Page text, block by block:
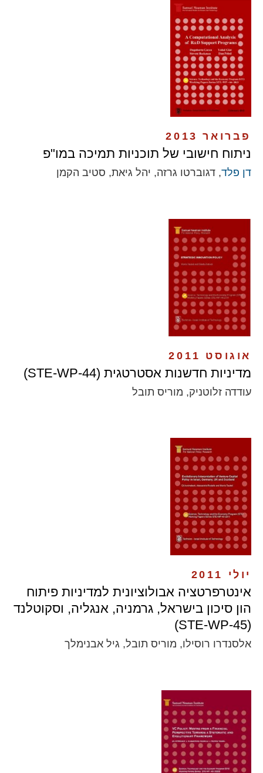
פברואר 2013
ניתוח חישובי של תוכניות תמיכה במו"פ
דן פלד, דגוברטו גרזה, יהל גיאת, סטיב הקמן
אוגוסט 2011
מדיניות חדשנות אסטרטגית (STE-WP-44)
עודדה זלוטניק, מוריס תובל
יולי 2011
אינטרפרטציה אבולוציונית למדיניות פיתוח
הון סיכון בישראל, גרמניה, אנגליה, וסקוטלנד
(STE-WP-45)
אלסנדרו רוסילו, מוריס תובל, גיל אבנימלך